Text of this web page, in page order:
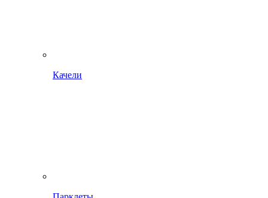
Качели